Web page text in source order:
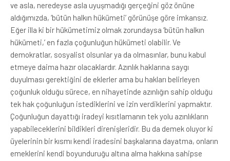
ve asla, neredeyse asla uyuşmadığı gerçeğini göz önüne
aldığımızda, ‘bütün halkın hükümeti’ görünüşe göre imkansız.
Eğer illa ki bir hükümetimiz olmak zorundaysa ‘bütün halkın
hükümeti,’ en fazla çoğunluğun hükümeti olabilir. Ve
demokratlar, sosyalist olsunlar ya da olmasınlar, bunu kabul
etmeye daima hazır olacaklardır. Azınlık haklarına saygı
duyulması gerektiğini de eklerler ama bu hakları belirleyen
çoğunluk olduğu sürece, en nihayetinde azınlığın sahip olduğu
tek hak çoğunluğun istediklerini ve izin verdiklerini yapmaktır.
Çoğunluğun dayattığı iradeyi kısıtlamanın tek yolu azınlıkların
yapabileceklerini bildikleri direnişleridir. Bu da demek oluyor ki
üyelerinin bir kısmı kendi iradesini başkalarına dayatma, onların
emeklerini kendi boyunduruğu altına alma hakkına sahipse